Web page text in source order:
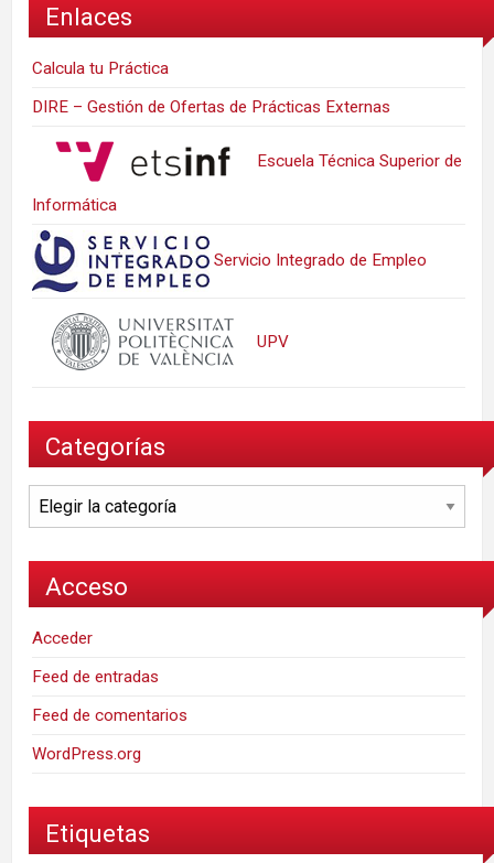
Enlaces
Calcula tu Práctica
DIRE – Gestión de Ofertas de Prácticas Externas
Escuela Técnica Superior de
Informática
Servicio Integrado de Empleo
UPV
Categorías
Categorías
Acceso
Acceder
Feed de entradas
Feed de comentarios
WordPress.org
Etiquetas